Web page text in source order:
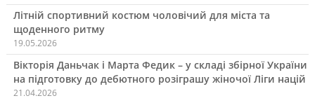
Літній спортивний костюм чоловічий для міста та
щоденного ритму
19.05.2026
Вікторія Даньчак і Марта Федик – у складі збірної України
на підготовку до дебютного розіграшу жіночої Ліги націй
21.04.2026